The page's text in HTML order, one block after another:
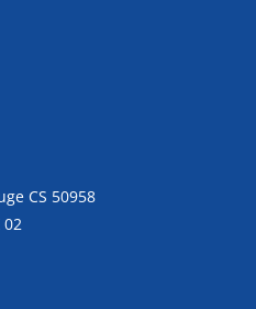
CS 50958
02